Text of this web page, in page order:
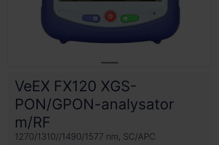
VeEX FX120 XGS-
PON/GPON-analysator
m/RF
1270/1310//1490/1577 nm, SC/APC